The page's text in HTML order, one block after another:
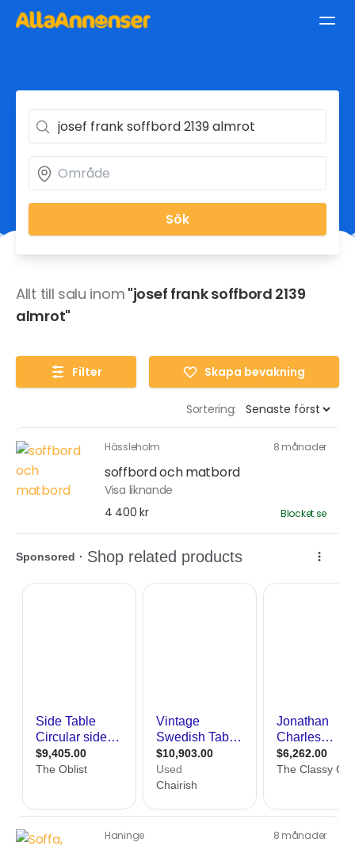
Sök
Allt till salu inom "josef frank soffbord 2139
almrot"
Filter Skapa bevakning
Sortering:
Hässleholm 8 månader
soffbord och matbord
Visa liknande
4 400 kr
Blocket.se
Haninge 8 månader